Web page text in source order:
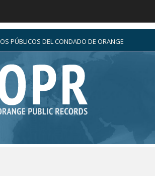
PÚBLICOS DEL CONDADO DE ORANGE